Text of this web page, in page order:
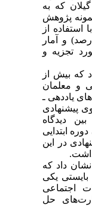
گیلان که به
پژوهش
استفاده از
و آمار
تجزیه و
که بیش از
و معلمان
یاددهی ـ
پیشنهادی
دیدگاه
ابتدایی
در این
نشان داد که
یکی
اجتماعی
حل